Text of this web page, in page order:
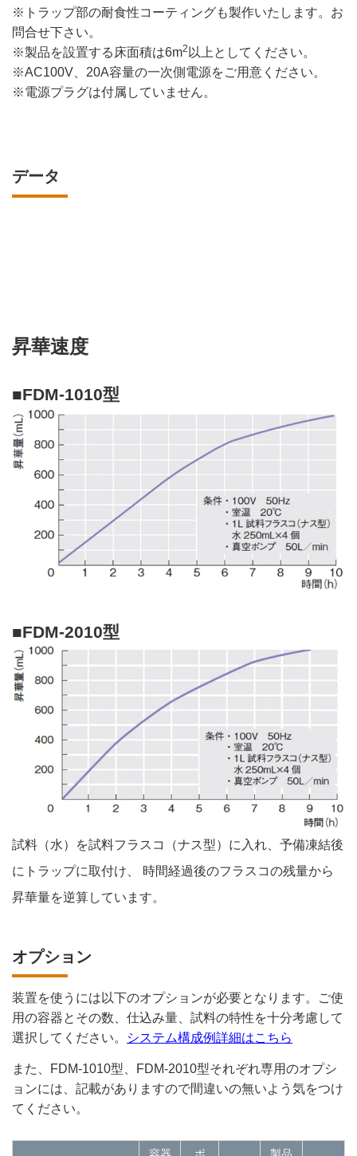
※トラップ部の耐食性コーティングも製作いたします。お
問合せ下さい。
※製品を設置する床面積は6m2 以上としてください。
※AC100V、20A容量の一次側電源をご用意ください。
※電源プラグは付属していません。
データ
昇華速度
■FDM-1010型
■FDM-2010型
試料（水）を試料フラスコ（ナス型）に入れ、予備凍結後
にトラップに取付け、 時間経過後のフラスコの残量から
昇華量を逆算しています。
オプション
装置を使うには以下のオプションが必要となります。ご使
用の容器とその数、仕込み量、試料の特性を十分考慮して
選択してください。
システム構成例詳細はこちら
また、FDM-1010型、FDM-2010型それぞれ専用のオプシ
ョンには、記載がありますので間違いの無いよう気をつけ
てください。